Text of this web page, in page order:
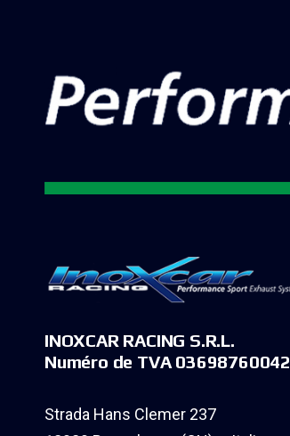
INOXCAR RACING S.R.L.
Numéro de TVA 03698760042
Strada Hans Clemer 237